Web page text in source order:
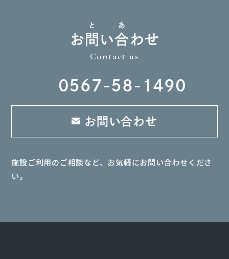
お問
と
い合
あ
わせ
Contact us
0567-58-1490
お問い合わせ
施設ご利用のご相談など、お気軽にお問い合わせくださ
い。